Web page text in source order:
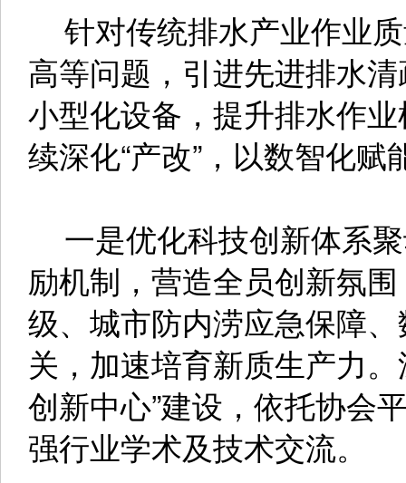
针对传统排水产业作业
高等问题，引进先进排水
小型化设备，提升排水作
续深化“产改”，以数智化
一是优化科技创新体系
励机制，营造全员创新氛
级、城市防内涝应急保障
关，加速培育新质生产力
创新中心”建设，依托协会
强行业学术及技术交流。